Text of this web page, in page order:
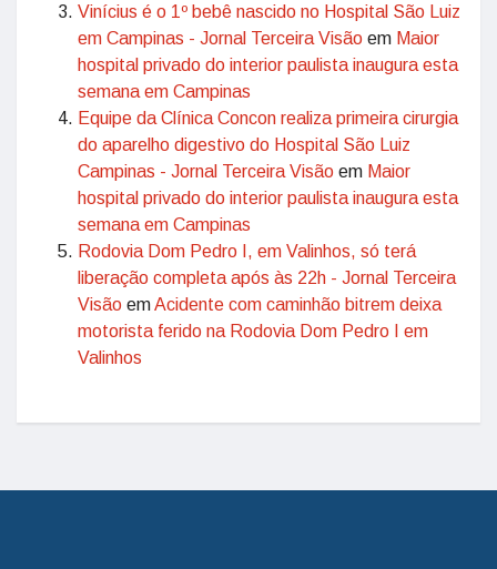
Vinícius é o 1º bebê nascido no Hospital São Luiz
em Campinas - Jornal Terceira Visão em Maior
hospital privado do interior paulista inaugura esta
semana em Campinas
Equipe da Clínica Concon realiza primeira cirurgia
do aparelho digestivo do Hospital São Luiz
Campinas - Jornal Terceira Visão em Maior
hospital privado do interior paulista inaugura esta
semana em Campinas
Rodovia Dom Pedro I, em Valinhos, só terá
liberação completa após às 22h - Jornal Terceira
Visão emAcidente com caminhão bitrem deixa
motorista ferido na Rodovia Dom Pedro I em
Valinhos